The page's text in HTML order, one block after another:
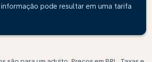
pode resultar em uma tarifa